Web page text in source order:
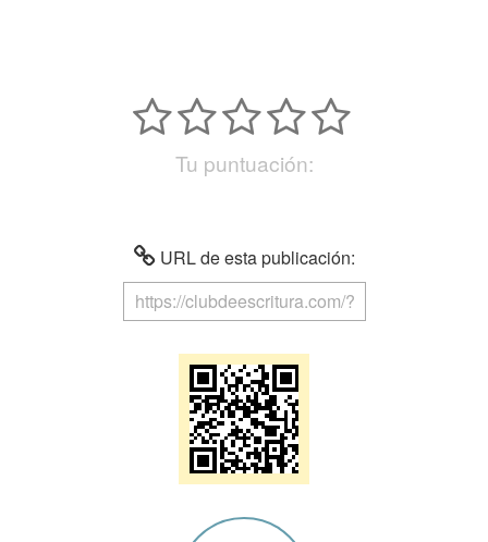
Tu puntuación:
URL de esta publicación: